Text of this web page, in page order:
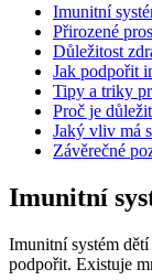
Imunitní
Přirozené
Důležitost
Jak podpořit
Tipy a triky
Proč je
Jaký vliv má
Závěrečné
Imunitní
Imunitní systém
podpořit. Existuje